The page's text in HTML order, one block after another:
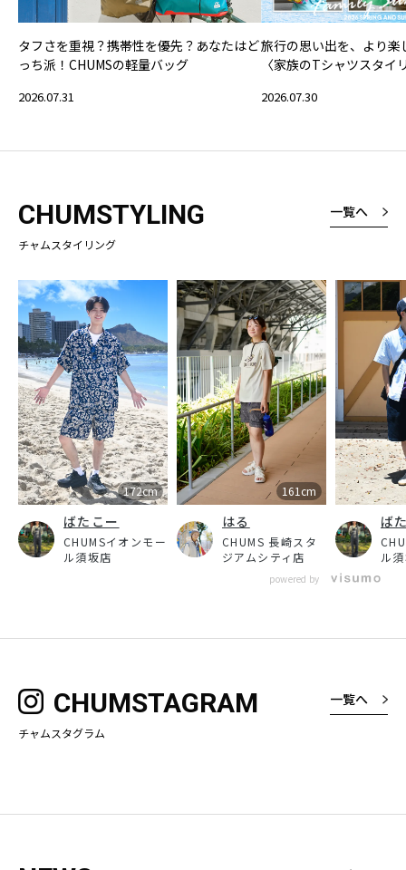
タフさを重視？携帯性を優先？あなたはど
っち派！CHUMSの軽量バッグ
2026.07.31
旅行の思い出を、より楽
〈家族のTシャツスタイ
2026.07.30
CHUMSTYLING
チャムスタイリング
一覧へ
CHUMSイオンモー
ル須坂店
ばたこー
172cm
CHUMS 長崎スタ
ジアムシティ店
はる
161cm
ル
ば
powered by
CHUMSTAGRAM
チャムスタグラム
一覧へ